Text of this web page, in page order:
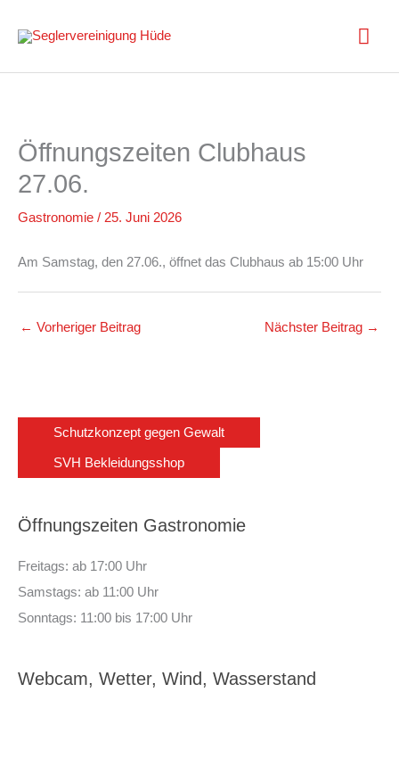
Inhalt
springen
Öffnungszeiten Clubhaus
27.06.
Gastronomie / 25. Juni 2026
Am Samstag, den 27.06., öffnet das Clubhaus ab 15:00 Uhr
← Vorheriger Beitrag Nächster Beitrag →
Schutzkonzept gegen Gewalt
SVH Bekleidungsshop
Öffnungszeiten Gastronomie
Freitags: ab 17:00 Uhr
Samstags: ab 11:00 Uhr
Sonntags: 11:00 bis 17:00 Uhr
Webcam, Wetter, Wind, Wasserstand